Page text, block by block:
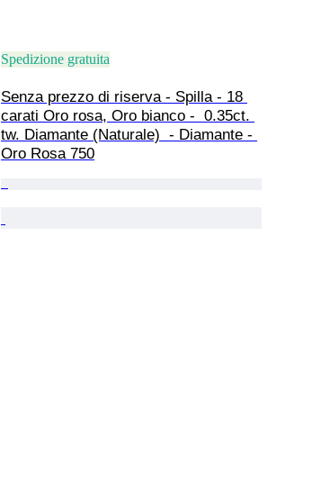
Spedizione gratuita
Senza prezzo di riserva - Spilla - 18
carati Oro rosa, Oro bianco -  0.35ct.
tw. Diamante (Naturale)  - Diamante -
Oro Rosa 750